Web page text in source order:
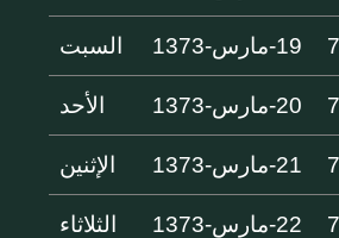
19-مارس-1373 السبت
20-مارس-1373 الأحد
21-مارس-1373 الإثنين
22-مارس-1373 الثلاثاء